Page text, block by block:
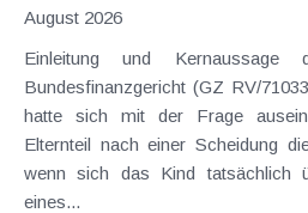
August 2026
Einleitung und Kernaussage
Bundesfinanzgericht (GZ RV/
hatte sich mit der Frage
Elternteil nach einer Scheidung
wenn sich das Kind tatsächlich
eines...